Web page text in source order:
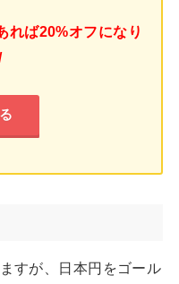
れば20%オフになり
すが、日本円をゴール